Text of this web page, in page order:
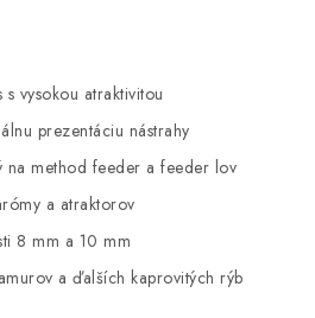
vysokou atraktivitou
prezentáciu nástrahy
na method feeder a feeder lov
a atraktorov
8 mm a 10 mm
a ďalších kaprovitých rýb